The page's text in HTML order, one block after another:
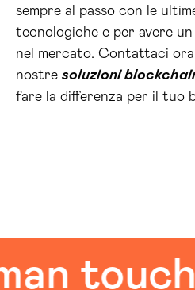
sempre al passo con le
tecnologiche e per avere
nel mercato. Contattaci
nostre soluzioni
fare la differenza per il tuo
touch